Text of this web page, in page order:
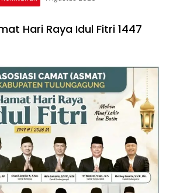
Hari Raya Idul Fitri 1447